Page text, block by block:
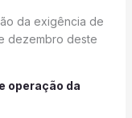
da exigência de
dezembro deste
operação da